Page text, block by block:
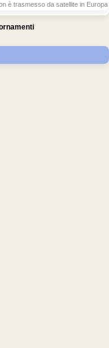
è trasmesso da satellite in Europa